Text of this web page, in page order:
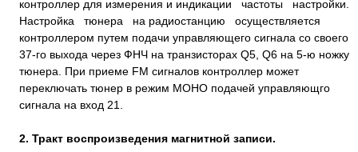
контроллер для измерения и индикации частоты настройки.
Настройка тюнера на радиостанцию осуществляется
контроллером путем подачи управляющего сигнала со своего
37-го выхода через ФНЧ на транзисторах Q5, Q6 на 5-ю ножку
тюнера. При приеме FM сигналов контроллер может
переключать тюнер в режим МОНО подачей управляющго
сигнала на вход 21.
2. Тракт воспроизведения магнитной записи.